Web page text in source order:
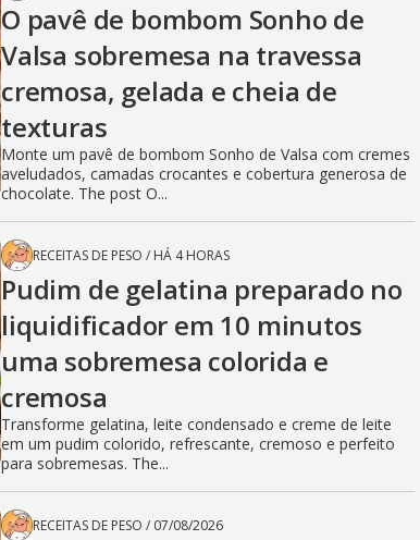
O pavê de bombom Sonho de
Valsa sobremesa na travessa
cremosa, gelada e cheia de
texturas
Monte um pavê de bombom Sonho de Valsa com cremes
aveludados, camadas crocantes e cobertura generosa de
chocolate. The post O...
RECEITAS DE PESO / HÁ 4 HORAS
Pudim de gelatina preparado no
liquidificador em 10 minutos
uma sobremesa colorida e
cremosa
Transforme gelatina, leite condensado e creme de leite
em um pudim colorido, refrescante, cremoso e perfeito
para sobremesas. The...
RECEITAS DE PESO / 07/08/2026